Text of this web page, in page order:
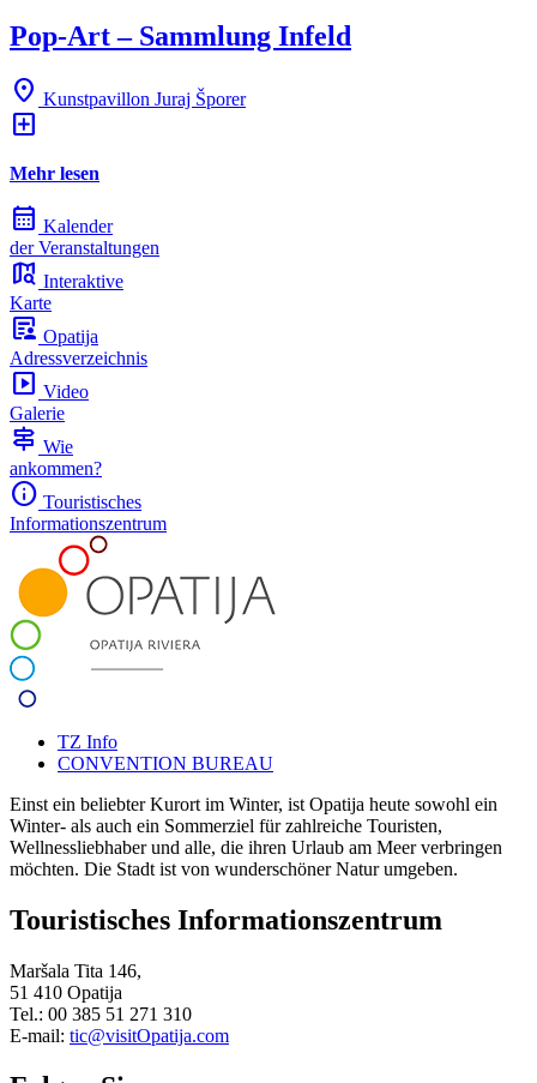
Pop-Art – Sammlung Infeld
place Kunstpavillon Juraj Šporer
add_box
Mehr lesen
calendar_month Kalender
der Veranstaltungen
map_search Interaktive
Karte
article_person Opatija
Adressverzeichnis
slideshow Video
Galerie
signpost Wie
ankommen?
info Touristisches
Informationszentrum
TZ Info
CONVENTION BUREAU
Einst ein beliebter Kurort im Winter, ist Opatija heute sowohl ein
Winter- als auch ein Sommerziel für zahlreiche Touristen,
Wellnessliebhaber und alle, die ihren Urlaub am Meer verbringen
möchten. Die Stadt ist von wunderschöner Natur umgeben.
Touristisches Informationszentrum
Maršala Tita 146,
51 410 Opatija
Tel.: 00 385 51 271 310
E-mail: tic@visitOpatija.com